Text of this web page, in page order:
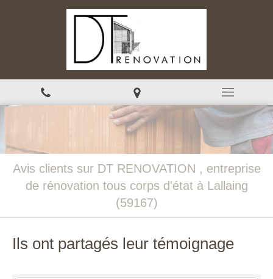
Avis clients sur DT RENOVATION , entreprise
de rénovation tous corps d'état à Lallaing
(59167)
Ils ont partagés leur témoignage